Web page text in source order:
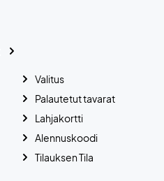
Valitus
Palautetut tavarat
Lahjakortti
Alennuskoodi
Tilauksen Tila